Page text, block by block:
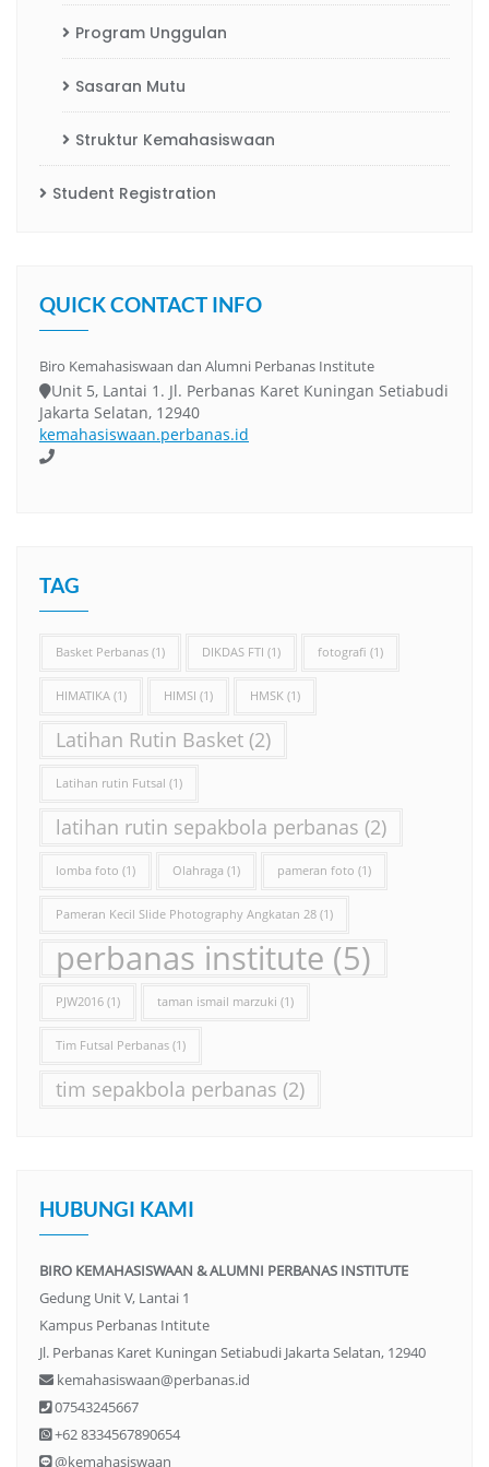
Program Unggulan
Sasaran Mutu
Struktur Kemahasiswaan
Student Registration
QUICK CONTACT INFO
Biro Kemahasiswaan dan Alumni Perbanas Institute
Unit 5, Lantai 1. Jl. Perbanas Karet Kuningan Setiabudi
Jakarta Selatan, 12940
kemahasiswaan.perbanas.id
TAG
Basket Perbanas (1) DIKDAS FTI (1) fotografi (1)
HIMATIKA (1) HIMSI (1) HMSK (1)
Latihan Rutin Basket (2)
Latihan rutin Futsal (1)
latihan rutin sepakbola perbanas (2)
lomba foto (1) Olahraga (1) pameran foto (1)
Pameran Kecil Slide Photography Angkatan 28 (1)
perbanas institute (5)
PJW2016 (1) taman ismail marzuki (1)
Tim Futsal Perbanas (1)
tim sepakbola perbanas (2)
HUBUNGI KAMI
BIRO KEMAHASISWAAN & ALUMNI PERBANAS INSTITUTE
Gedung Unit V, Lantai 1
Kampus Perbanas Intitute
Jl. Perbanas Karet Kuningan Setiabudi Jakarta Selatan, 12940
kemahasiswaan@perbanas.id
07543245667
+62 8334567890654
@kemahasiswaan